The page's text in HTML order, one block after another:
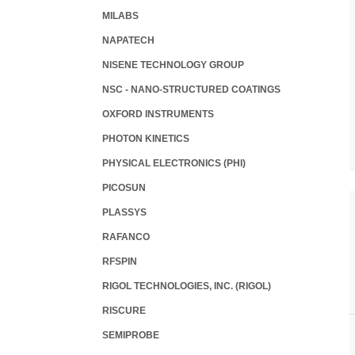
MILABS
NAPATECH
NISENE TECHNOLOGY GROUP
NSC - NANO-STRUCTURED COATINGS
OXFORD INSTRUMENTS
PHOTON KINETICS
PHYSICAL ELECTRONICS (PHI)
PICOSUN
PLASSYS
RAFANCO
RFSPIN
RIGOL TECHNOLOGIES, INC. (RIGOL)
RISCURE
SEMIPROBE